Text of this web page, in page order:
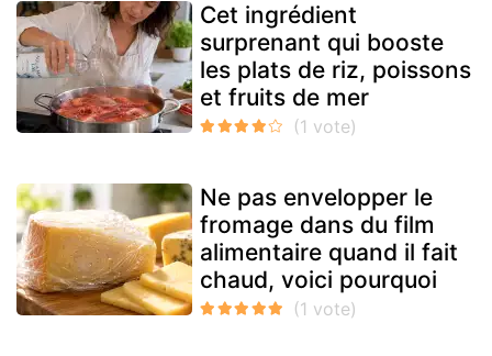
Cet ingrédient
surprenant qui booste
les plats de riz, poissons
et fruits de mer
Ne pas envelopper le
fromage dans du film
alimentaire quand il fait
chaud, voici pourquoi